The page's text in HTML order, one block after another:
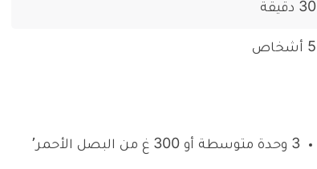
30 دقيقة
5 أشخاص
3 وحدة متوسطة أو 300 غ من البصل الأحمر٬